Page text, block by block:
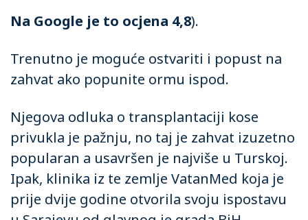
Na Google je to ocjena 4,8).
Trenutno je moguće ostvariti i popust na
zahvat ako popunite ormu ispod.
Njegova odluka o transplantaciji kose
privukla je pažnju, no taj je zahvat izuzetno
popularan a usavršen je najviše u Turskoj.
Ipak, klinika iz te zemlje VatanMed koja je
prije dvije godine otvorila svoju ispostavu